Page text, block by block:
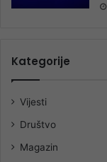
Kategorije
Vijesti
Društvo
Magazin